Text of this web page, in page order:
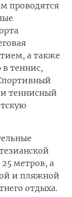
проводятся
а также
в теннис,
теннисный
метров, а
и пляжной
отдыха.